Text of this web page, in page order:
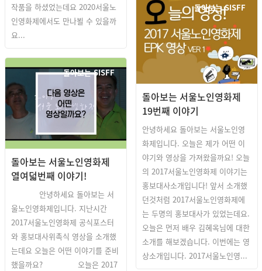
작품을 하셨었는데요 2020서울노
인영화제에서도 만나뵐 수 있을까
요...
돌아보는 SISFF
돌아보는 서울노인영화제
19번째 이야기
안녕하세요 돌아보는 서울노인영
화제입니다. 오늘은 제가 어떤 이
야기와 영상을 가져왔을까요! 오늘
의 2017서울노인영화제 이야기는
홍보대사소개입니다! 앞서 소개했
던것처럼 2017서울노인영화제에
는 두명의 홍보대사가 있었는데요.
오늘은 먼저 배우 김혜옥님에 대한
소개를 해보겠습니다. 이번에는 영
상소개입니다. 2017서울노인영...
돌아보는 SISFF
돌아보는 서울노인영화제
열여덟번째 이야기!
안녕하세요 돌아보는 서
울노인영화제입니다. 지난시간
2017서울노인영화제 공식포스터
와 홍보대사위촉식 영상을 소개했
는데요 오늘은 어떤 이야기를 준비
했을까요? 오늘은 2017